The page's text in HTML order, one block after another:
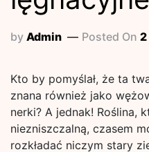
by Admin Posted On
Kto by pomyślał, że ta
znana również jako
nerki? A jednak! Roślina,
niezniszczalną, czasem
rozkładać niczym stary